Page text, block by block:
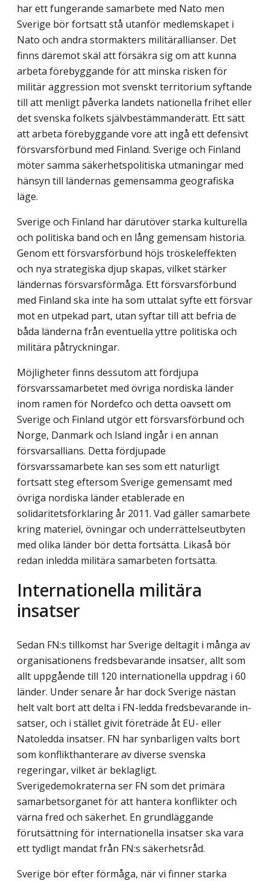
har ett fungerande samarbete med Nato men
Sverige bör fortsatt stå utanför medlemskapet i
Nato och andra stormakters militär­allianser. Det
finns däremot skäl att försäkra sig om att kunna
arbeta förebyggande för att minska risken för
militär aggression mot svenskt territorium syftande
till att menligt påverka landets nationella frihet eller
det svenska folkets självbestämmanderätt. Ett sätt
att arbeta förebyggande vore att ingå ett defensivt
försvarsförbund med Finland. Sverige och Finland
möter samma säkerhetspolitiska utmaningar med
hänsyn till ländernas gemensamma geografiska
läge.
Sverige och Finland har därutöver starka kulturella
och politiska band och en lång gemensam historia.
Genom ett försvarsförbund höjs tröskeleffekten
och nya strategiska djup skapas, vilket stärker
ländernas försvarsförmåga. Ett försvarsförbund
med Finland ska inte ha som uttalat syfte ett försvar
mot en utpekad part, utan syftar till att befria de
båda länderna från eventuella yttre politiska och
militära påtryckningar.
Möjligheter finns dessutom att fördjupa
försvarssamarbetet med övriga nordiska länder
inom ramen för Nordefco och detta oavsett om
Sverige och Finland utgör ett försvarsförbund och
Norge, Danmark och Island ingår i en annan
försvarsallians. Detta fördjupade
försvarssamarbete kan ses som ett naturligt
fortsatt steg eftersom Sverige gemensamt med
övriga nordiska länder etablerade en
solidaritetsförklaring år 2011. Vad gäller samarbete
kring materiel, övningar och underrättelseutbyten
med olika länder bör detta fortsätta. Likaså bör
redan inledda militära samarbeten fortsätta.
Internationella militära
insatser
Sedan FN:s tillkomst har Sverige deltagit i många av
organisationens fredsbevarande insatser, allt som
allt uppgående till 120 internationella uppdrag i 60
länder. Under senare år har dock Sverige nästan
helt valt bort att delta i FN-ledda fredsbevarande in­
satser, och i stället givit företräde åt EU- eller
Natoledda insatser. FN har synbarligen valts bort
som konflikthanterare av diverse svenska
regeringar, vilket är beklagligt.
Sverigedemokraterna ser FN som det primära
samarbetsorganet för att hantera konflikt­er och
värna fred och säkerhet. En grundläggande
förutsättning för internationella insatser ska vara
ett tydligt mandat från FN:s säkerhetsråd.
Sverige bör efter förmåga, när vi finner starka